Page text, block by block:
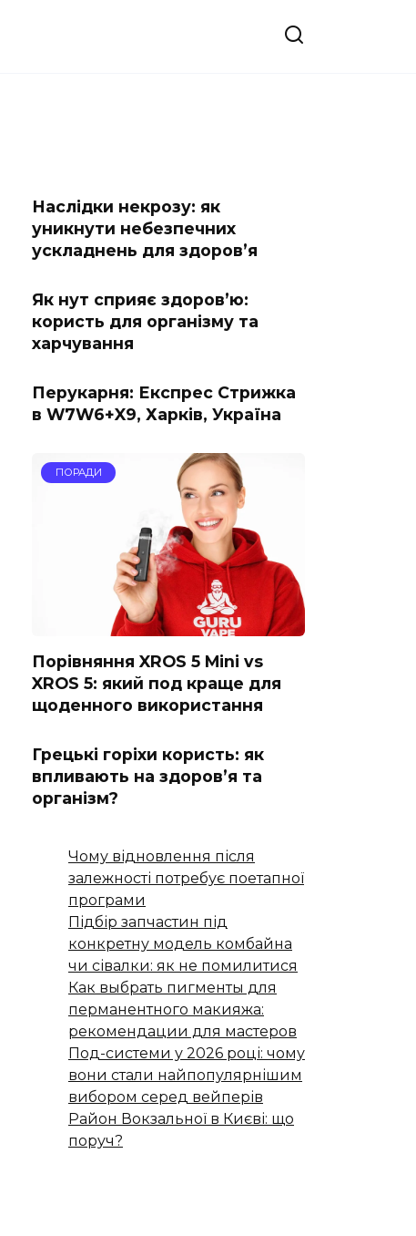
Наслідки некрозу: як
уникнути небезпечних
ускладнень для здоров’я
Як нут сприяє здоров’ю:
користь для організму та
харчування
Перукарня: Експрес Стрижка
в W7W6+X9, Харків, Україна
ПОРАДИ
Порівняння XROS 5 Mini vs
XROS 5: який под краще для
щоденного використання
Грецькі горіхи користь: як
впливають на здоров’я та
організм?
Чому відновлення після
залежності потребує поетапної
програми
Підбір запчастин під
конкретну модель комбайна
чи сівалки: як не помилитися
Как выбрать пигменты для
перманентного макияжа:
рекомендации для мастеров
Под-системи у 2026 році: чому
вони стали найпопулярнішим
вибором серед вейперів
Район Вокзальної в Києві: що
поруч?